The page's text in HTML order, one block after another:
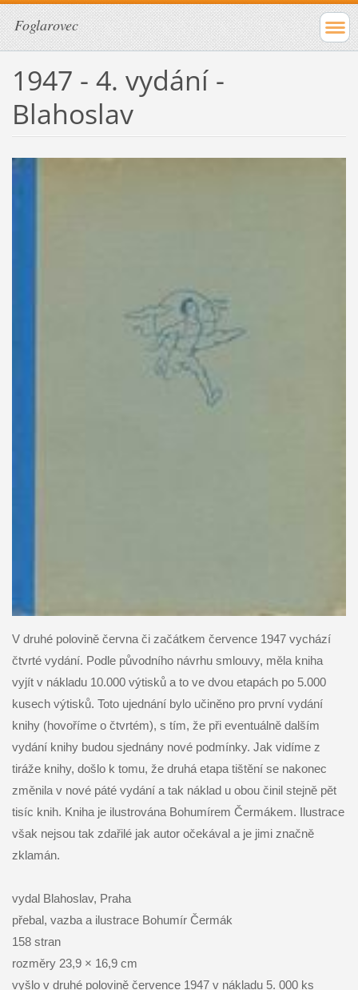
Foglarovec
1947 - 4. vydání -
Blahoslav
V druhé polovině června či začátkem července 1947 vychází
čtvrté vydání. Podle původního návrhu smlouvy, měla kniha
vyjít v nákladu 10.000 výtisků a to ve dvou etapách po 5.000
kusech výtisků. Toto ujednání bylo učiněno pro první vydání
knihy (hovoříme o čtvrtém), s tím, že při eventuálně dalším
vydání knihy budou sjednány nové podmínky. Jak vidíme z
tiráže knihy, došlo k tomu, že druhá etapa tištění se nakonec
změnila v nové páté vydání a tak náklad u obou činil stejně pět
tisíc knih. Kniha je ilustrována Bohumírem Čermákem. Ilustrace
však nejsou tak zdařilé jak autor očekával a je jimi značně
zklamán.
vydal Blahoslav, Praha
přebal, vazba a ilustrace Bohumír Čermák
158 stran
rozměry 23,9 × 16,9 cm
vyšlo v druhé polovině července 1947 v nákladu 5. 000 ks